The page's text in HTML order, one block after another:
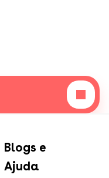
Blogs e
Ajuda